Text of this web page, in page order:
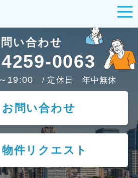
い合わせ
0063
19:00 / 定休日 年中無休
お問い合わせ
物件リクエスト